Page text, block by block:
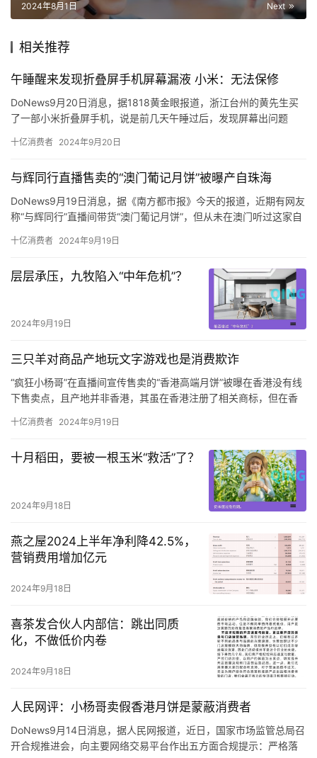
Next
2024年8月1日
相关推荐
午睡醒来发现折叠屏手机屏幕漏液 小米：无法保修
DoNews9月20日消息，据1818黄金眼报道，浙江台州的黄先生买
了一部小米折叠屏手机，说是前几天午睡过后，发现屏幕出问题
黄先生称，自己7月27号在台州黄岩吾悦广场买了小米折叠式4，花
黄先生把这部小米折叠屏手机送到销售门店，由对方寄去售后，他
提供了一张照片，说是寄出前快递员拍的。
十亿消费者 2024年9月20日
与辉同行直播售卖的“澳门葡记月饼”被曝产自珠海
DoNews9月19日消息，据《南方都市报》今天的报道，近期有网友
称“与辉同行”直播间带货“澳门葡记月饼”，但从未在澳门听过这家自
涉事月饼生产商珠海葡记食品有限公司的工作人员告诉南都记者，
开设门店。而在“澳门葡记月饼”各平台的网店中，详情均显示旗下多
款产品产地、发货地为珠海，但推广内容里多次出现“澳门老字号”
“澳门必吃”的字样，宣传视频里更出现“澳门老师傅制作”“在澳门要。
十亿消费者 2024年9月19日
​层层承压，九牧陷入“中年危机”？
2024年9月19日
三只羊对商品产地玩文字游戏也是消费欺诈
“疯狂小杨哥”在直播间宣传售卖的“香港高端月饼”被曝在香港没有线
下售卖点，且产地并非香港，其虽在香港注册了相关商标，但在香
在粉丝众多的直播间大肆宣传的“香港高端月饼”，却被曝在香港并无
反观“疯狂小杨哥”在直播间宣传售卖的“香港高端月饼”，这些影响力
很大的主播根本没有在直播间以显著方式提醒该商品并非香港产
十亿消费者 2024年9月19日
十月稻田，要被一根玉米“救活”了？
2024年9月18日
燕之屋2024上半年净利降42.5%，
营销费用增加亿元
2024年9月18日
喜茶发合伙人内部信：跳出同质
化，不做低价内卷
2024年9月18日
人民网评：小杨哥卖假香港月饼是蒙蔽消费者
DoNews9月14日消息，据人民网报道，近日，国家市场监管总局召
开合规推进会，向主要网络交易平台作出五方面合规提示：严格落